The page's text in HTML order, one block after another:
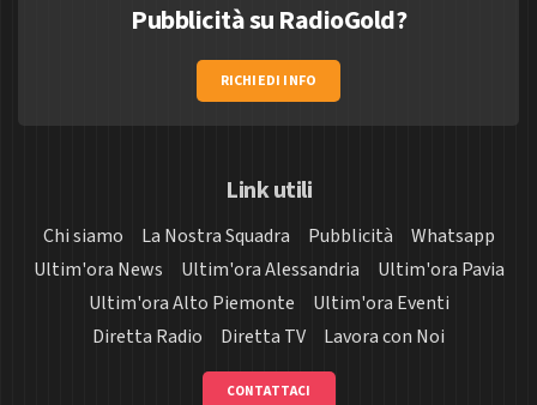
Pubblicità su RadioGold?
RICHIEDI INFO
Link utili
Chi siamo La Nostra Squadra Pubblicità
Whatsapp
Ultim'ora News
Ultim'ora Alessandria
Ultim'ora Pavia
Ultim'ora Alto Piemonte
Ultim'ora Eventi
Diretta Radio
Diretta TV Lavora con Noi
CONTATTACI